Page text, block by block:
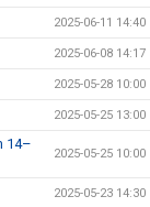
2025-06-11 14:40
2025-06-08 14:17
2025-05-28 10:00
2025-05-25 13:00
14–
2025-05-25 10:00
2025-05-23 14:30